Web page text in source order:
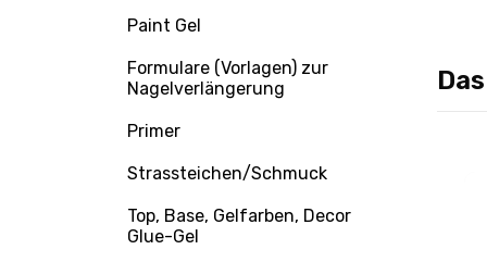
Paint Gel
Formulare (Vorlagen) zur
Nagelverlängerung
Primer
Strassteichen/Schmuck
Top, Base, Gelfarben, Decor
Glue-Gel